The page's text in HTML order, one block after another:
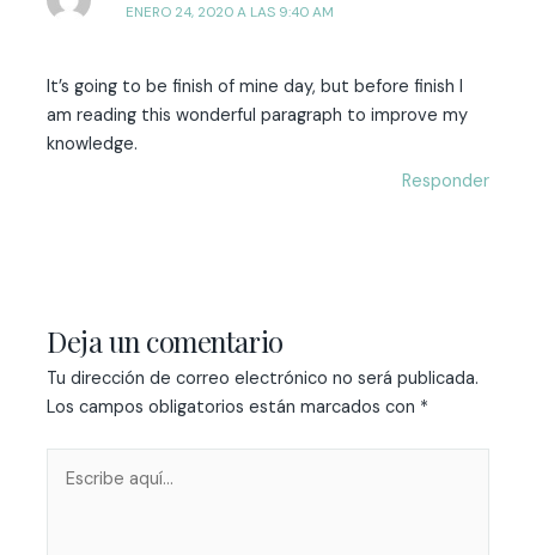
ENERO 24, 2020 A LAS 9:40 AM
It’s going to be finish of mine day, but before finish I
am reading this wonderful paragraph to improve my
knowledge.
Responder
Deja un comentario
Tu dirección de correo electrónico no será publicada.
Los campos obligatorios están marcados con *
aquí...